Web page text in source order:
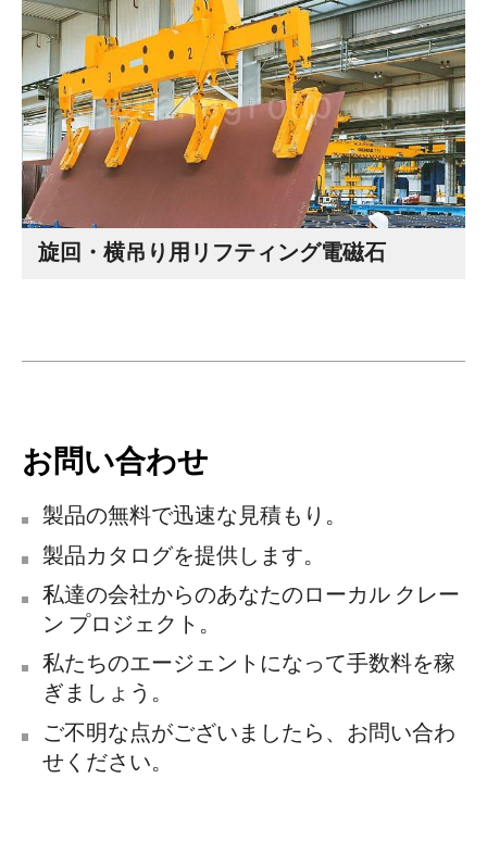
旋回・横吊り用リフティング電磁石
お問い合わせ
製品の無料で迅速な見積もり。
製品カタログを提供します。
私達の会社からのあなたのローカル クレー
ン プロジェクト。
私たちのエージェントになって手数料を稼
ぎましょう。
ご不明な点がございましたら、お問い合わ
せください。